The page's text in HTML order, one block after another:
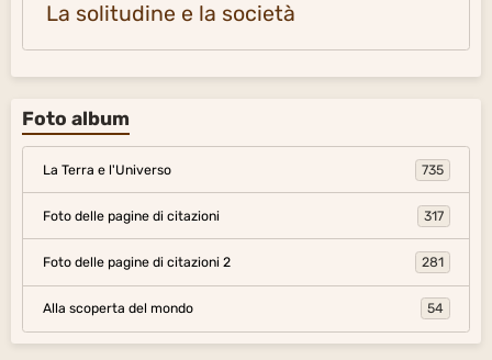
La solitudine e la società
Foto album
La Terra e l'Universo 735
Foto delle pagine di citazioni 317
Foto delle pagine di citazioni 2 281
Alla scoperta del mondo 54